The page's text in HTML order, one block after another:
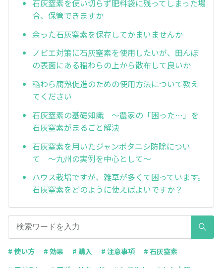
石灰窒素を使い切らず肥料袋に残ってしまった場
合、保管できますか
余った石灰窒素を保存してかまいませんか
ノビエ対策に石灰窒素を使用したいが、田んぼ
の表面にある稲わらの上から散布して良いか
稲わら腐熟促進のための使用方法について教え
てください
石灰窒素の基礎知識 ～農家の「困った…」を
石灰窒素がまるごと解決
石灰窒素を用いたジャンボタニシ防除につい
て ～九州の実例を中心として～
ハウス栽培ですが、雑草が多くて困っています。
石灰窒素をどのように使えばよいですか？
# 使い方 # 効果 # 購入 # 注意事項
# 石灰窒素